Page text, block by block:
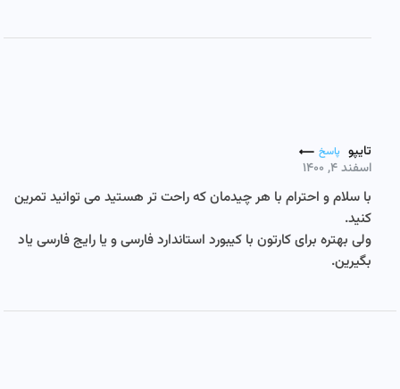
تایپو پاسخ
اسفند ۴, ۱۴۰۰
با سلام و احترام با هر چیدمان که راحت تر هستید می توانید تمرین
کنید.
ولی بهتره برای کارتون با کیبورد استاندارد فارسی و یا رایج فارسی یاد
بگیرین.